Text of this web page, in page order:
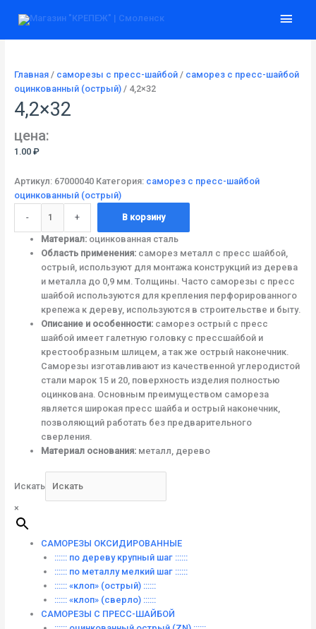
Главная/ cаморезы с пресс-шайбой/ саморез с пресс-шайбой
оцинкованный (острый)/ 4,2×32
4,2×32
цена:
1.00 ₽
Артикул: 67000040 Категория: саморез с пресс-шайбой
оцинкованный (острый)
-
товара
+ В корзину
Материал: оцинкованная сталь
Область применения: саморез металл с пресс шайбой,
острый, используют для монтажа конструкций из дерева
и металла до 0,9 мм. Толщины. Часто саморезы с пресс
шайбой используются для крепления перфорированного
крепежа к дереву, используются в строительстве и быту.
Описание и особенности: саморез острый с пресс
шайбой имеет галетную головку с прессшайбой и
крестообразным шлицем, а так же острый наконечник.
Саморезы изготавливают из качественной углеродистой
стали марок 15 и 20, поверхность изделия полностью
оцинкована. Основным преимуществом самореза
является широкая пресс шайба и острый наконечник,
позволяющий работать без предварительного
сверления.
Материал основания: металл, дерево
Искать
×
САМОРЕЗЫ ОКСИДИРОВАННЫЕ
:::::: по дереву крупный шаг ::::::
:::::: по металлу мелкий шаг ::::::
:::::: «клоп» (острый) ::::::
:::::: «клоп» (сверло) ::::::
САМОРЕЗЫ С ПРЕСС-ШАЙБОЙ